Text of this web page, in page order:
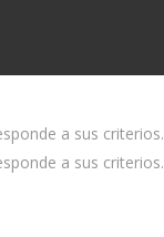
a sus criterios.
a sus criterios.